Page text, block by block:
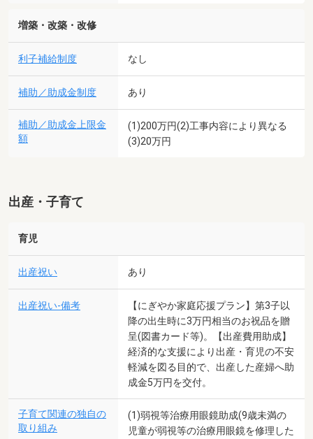
増築・改築・改修
利子補給制度 なし
補助／助成金制度 あり
補助／助成金上限金
額
(1)200万円(2)工事内容により異なる
(3)20万円
出産・子育て
育児
出産祝い あり
出産祝い-備考
【にぎやか家庭応援プラン】第3子以
降の出生時に3万円相当のお祝品を贈
呈(図書カード等)。【出産費用助成】
経済的な支援により出産・育児の不安
軽減を図る目的で、出産した産婦へ助
成金5万円を交付。
子育て関連の独自の
取り組み
(1)弱視等治療用眼鏡助成(9歳未満の
児童が弱視等の治療用眼鏡を修理した